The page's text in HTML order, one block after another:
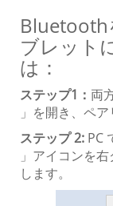
Bluetooth
ブレット
は：
ステップ1： 両
」を開き、ペア
ステップ 2: PC
」アイコンを
します。